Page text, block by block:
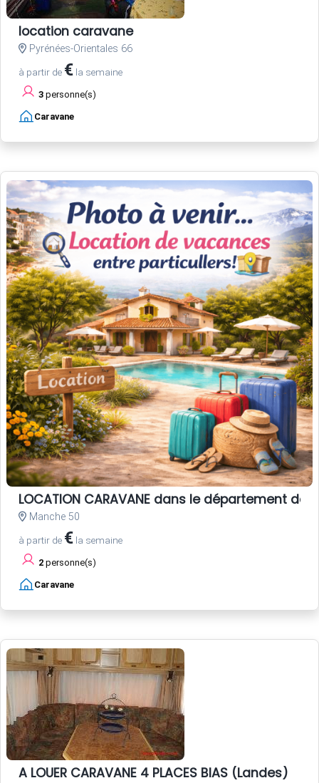
location caravane
Pyrénées-Orientales 66
à partir de € la semaine
3 personne(s)
Caravane
LOCATION CARAVANE dans le département
Manche 50
à partir de € la semaine
2 personne(s)
Caravane
A LOUER CARAVANE 4 PLACES BIAS (Landes)